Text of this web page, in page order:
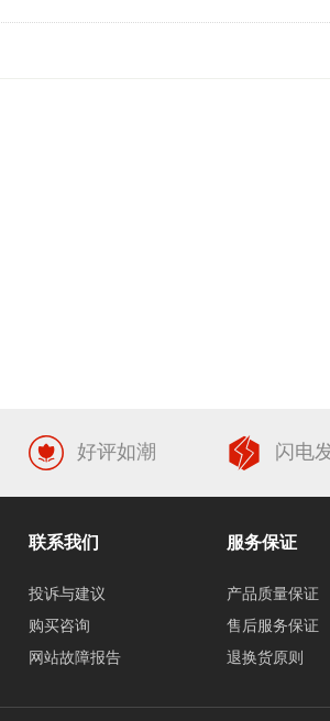
好评如潮 闪电
联系我们
投诉与建议
购买咨询
网站故障报告
服务保证
产品质量保证
售后服务保证
退换货原则